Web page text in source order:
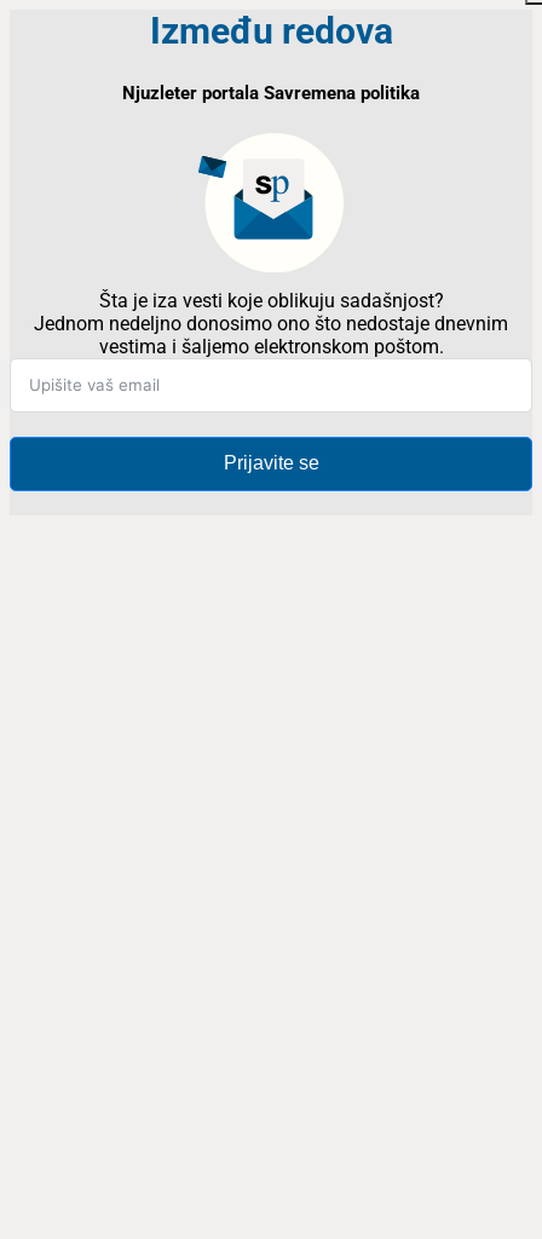
Između redova
Njuzleter portala Savremena politika
Šta je iza vesti koje oblikuju sadašnjost?
Jednom nedeljno donosimo ono što nedostaje dnevnim
vestima i šaljemo elektronskom poštom.
Prijavite se